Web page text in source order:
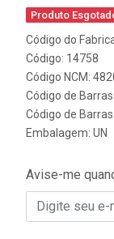
Produto
Código do
Código: 14758
Código NCM:
Código de
Código de
Embalagem: UN
Avise-me